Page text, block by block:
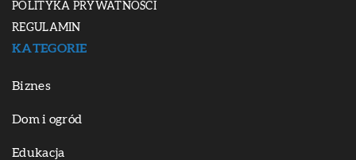
POLITYKA PRYWATNOŚCI
REGULAMIN
KATEGORIE
Biznes
Dom i ogród
Edukacja